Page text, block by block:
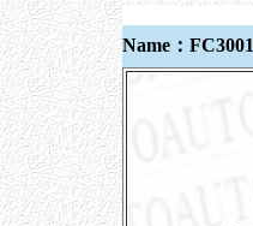
Name：FC3001